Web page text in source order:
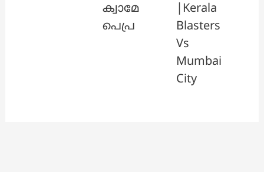
ക്വാമേ
പെപ്ര
|Kerala
Blasters
Vs
Mumbai
City